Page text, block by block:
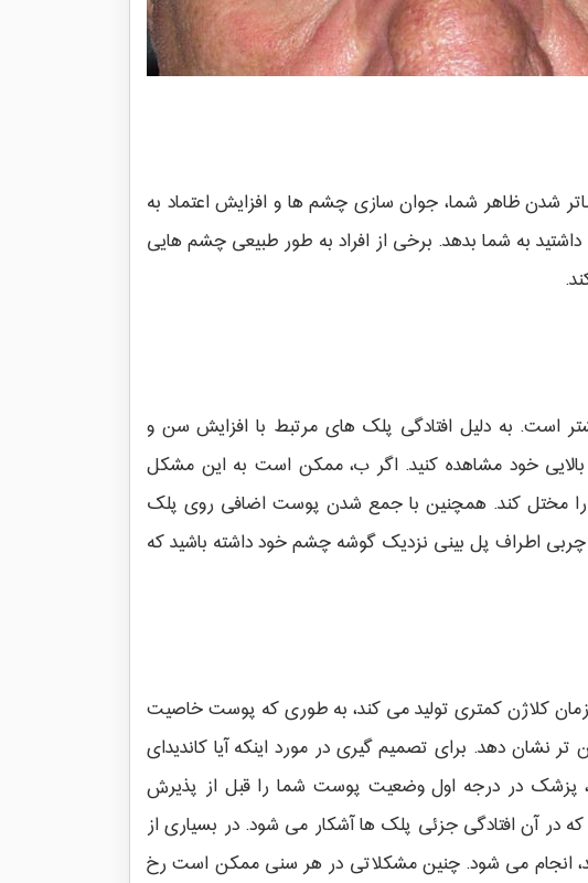
شدن ظاهر شما، جوان سازی چشم ها و افزایش اعتماد به
به شما بدهد. برخی از افراد به طور طبیعی چشم هایی
است. به دلیل افتادگی پلک های مرتبط با افزایش سن و
خود مشاهده کنید. اگر ب، ممکن است به این مشکل
را مختل کند. همچنین با جمع شدن پوست اضافی روی پلک
اطراف پل بینی نزدیک گوشه چشم خود داشته باشید که
کلاژن کمتری تولید می کند، به طوری که پوست خاصیت
نشان دهد. برای تصمیم گیری در مورد اینکه آیا کاندیدای
پزشک در درجه اول وضعیت پوست شما را قبل از پذیرش
35 سال سن دارند، زیرا این اغلب سنیست که در آن افتادگی جزئی پلک ها آشکار می شود. در بسیاری از
ژنتیکی دارند، انجام می شود. چنین مشکلاتی در هر سنی ممکن است رخ